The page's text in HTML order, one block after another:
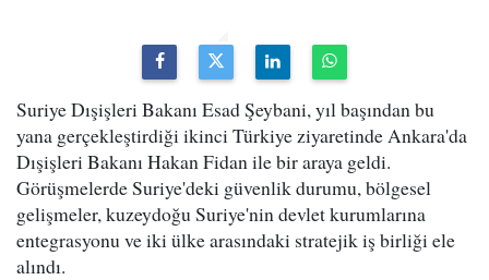
Suriye Dışişleri Bakanı Esad Şeybani, yıl başından bu
yana gerçekleştirdiği ikinci Türkiye ziyaretinde Ankara'da
Dışişleri Bakanı Hakan Fidan ile bir araya geldi.
Görüşmelerde Suriye'deki güvenlik durumu, bölgesel
gelişmeler, kuzeydoğu Suriye'nin devlet kurumlarına
entegrasyonu ve iki ülke arasındaki stratejik iş birliği ele
alındı.